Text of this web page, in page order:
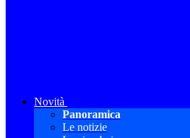
Novità
Panoramica
Le notizie